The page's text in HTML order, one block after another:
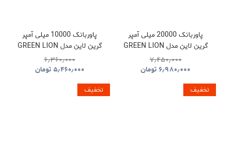
پاوربانک 20000 میلی آمپر
گرین لاین مدل GREEN LION
LUZERN GNLEZ20KPBBK
۷٫۴۵۰٫۰۰۰
۶٫۹۸۰٫۰۰۰تومان
پاوربانک 10000 میلی آمپر
گرین لاین مدل GREEN LION
LUZERN GNLEZ10KPBBK
۶٫۳۶۰٫۰۰۰
۵٫۴۶۰٫۰۰۰تومان
تخفیف تخفیف